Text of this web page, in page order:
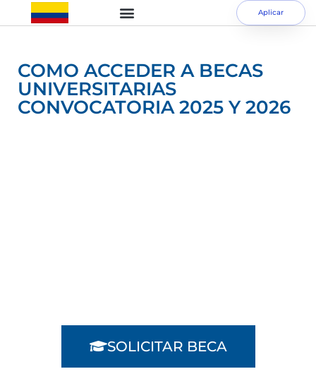
Aplicar
COMO ACCEDER A BECAS
UNIVERSITARIAS
CONVOCATORIA 2025 Y 2026
SOLICITAR BECA